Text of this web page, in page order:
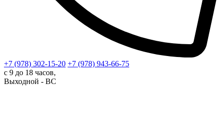
+7 (978) 302-15-20 +7 (978) 943-66-75
с 9 до 18 часов,
Выходной - ВС